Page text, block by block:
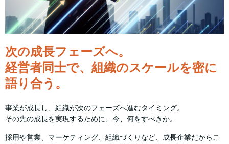
次の成長フェーズへ。
経営者同士で、組織のスケールを密に
語り合う。
事業が成長し、組織が次のフェーズへ進むタイミング。
その先の成長を実現するために、今、何をすべきか。
採用や営業、マーケティング、組織づくりなど、成長企業だからこ